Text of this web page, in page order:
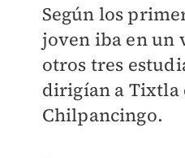
Según los
joven iba en un
otros tres
dirigían a Tixtla
Chilpancingo.